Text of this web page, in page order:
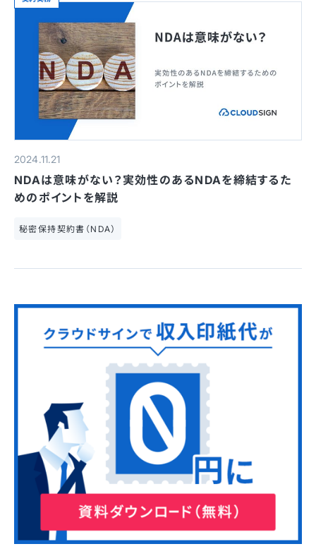
2024.11.21
NDAは意味がない？実効性のあるNDAを締結するた
めのポイントを解説
秘密保持契約書（NDA）